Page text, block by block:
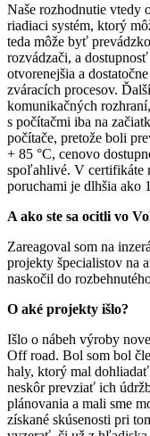
Naše rozhodnutie vtedy
riadiaci systém, ktorý
teda môže byť
rozvádzači, a
otvorenejšia a
zváracích procesov.
komunikačných
s počítačmi iba na
počítače, pretože boli
+ 85 °C, cenovo
spoľahlivé. V certifikáte
poruchami je dlhšia ako
A ako ste sa ocitli vo
Zareagoval som na
projekty špecialistov na
naskočil do
O aké projekty išlo?
Išlo o nábeh výroby
Off road. Bol som bol
haly, ktorý mal
neskôr prevziať ich
plánovania a mali sme
získané skúsenosti pri